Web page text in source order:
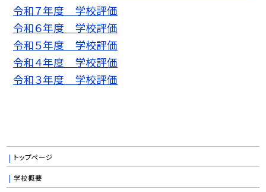
令和７年度 学校評価
令和６年度 学校評価
令和５年度 学校評価
令和４年度 学校評価
令和３年度 学校評価
トップページ
学校概要